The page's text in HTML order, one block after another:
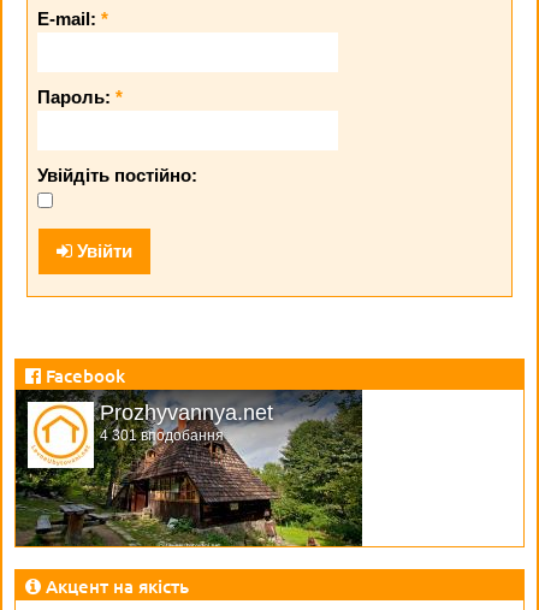
E-mail: *
Пароль: *
Увійдіть постійно:
Увійти
Facebook
Prozhyvannya.net
4 301 вподобання
Акцент на якість